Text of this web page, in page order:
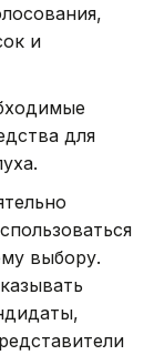
и
для
выбору.